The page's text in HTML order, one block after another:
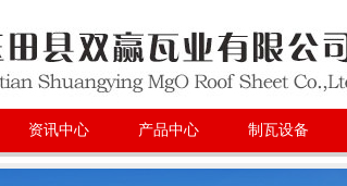
资讯中心 产品中心 制瓦设备